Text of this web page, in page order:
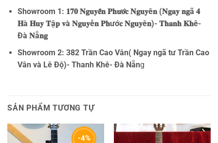
Showroom 1: 𝟏𝟕𝟎 𝐍𝐠𝐮𝐲𝐞̂̃𝐧 𝐏𝐡𝐮̛𝐨̛́𝐜 𝐍𝐠𝐮𝐲ê𝐧 (𝐍𝐠𝐚𝐲 𝐧𝐠ã 𝟒
𝐇à 𝐇𝐮𝐲 𝐓ậ𝐩 𝐯à 𝐍𝐠𝐮𝐲ễ𝐧 𝐏𝐡ướ𝐜 𝐍𝐠𝐮𝐲ê𝐧)- 𝐓𝐡𝐚𝐧𝐡 𝐊𝐡ê-
Đà 𝐍ẵ𝐧𝐠
Showroom 2: 382 Trần Cao Vân( Ngay ngã tư Trần Cao
Vân và Lê Độ)- Thanh Khê- Đà Nẵng
SẢN PHẨM TƯƠNG TỰ
-4%